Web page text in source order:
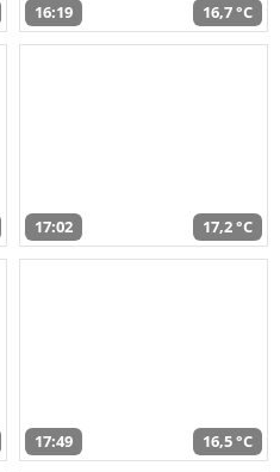
16:19 16,7 °C
17:02 17,2 °C
17:49 16,5 °C